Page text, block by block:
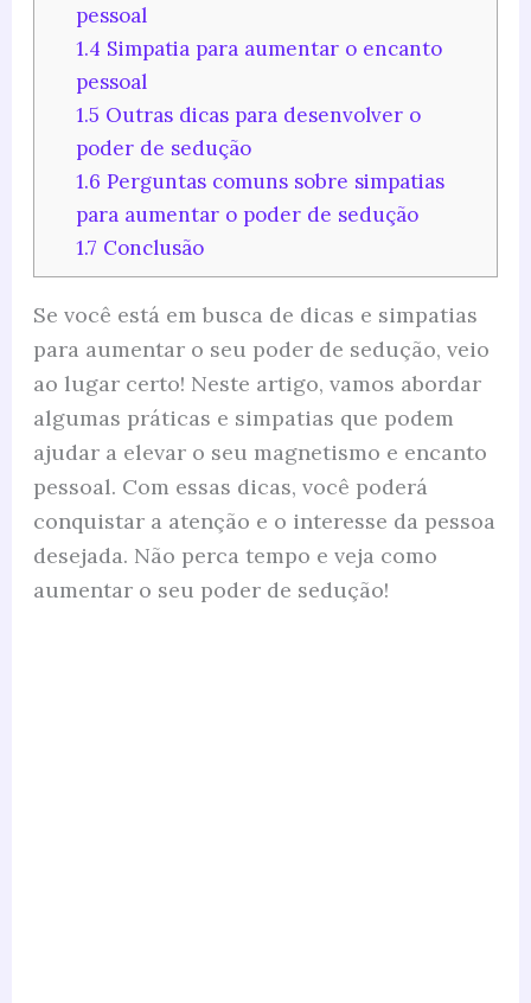
pessoal
1.4 Simpatia para aumentar o encanto
pessoal
1.5 Outras dicas para desenvolver o
poder de sedução
1.6 Perguntas comuns sobre simpatias
para aumentar o poder de sedução
1.7 Conclusão
Se você está em busca de dicas e simpatias
para aumentar o seu poder de sedução, veio
ao lugar certo! Neste artigo, vamos abordar
algumas práticas e simpatias que podem
ajudar a elevar o seu magnetismo e encanto
pessoal. Com essas dicas, você poderá
conquistar a atenção e o interesse da pessoa
desejada. Não perca tempo e veja como
aumentar o seu poder de sedução!